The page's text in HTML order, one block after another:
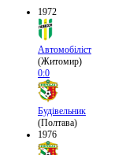
1972
Автомобіліст
(Житомир)
0:0
Будівельник
(Полтава)
1976